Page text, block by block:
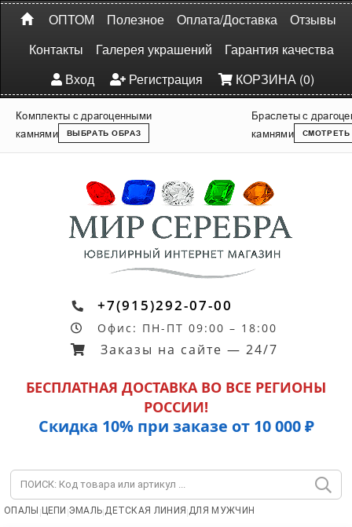
ОПТОМ Полезное Оплата/Доставка
Отзывы
Контакты
Галерея украшений
Гарантия качества
Вход
Регистрация КОРЗИНА (0)
Комплекты с драгоценными
камнями
ВЫБРАТЬ ОБРАЗ
Браслеты с
камнями
СМОТРЕТЬ
+7(915)292-07-00
Офис: ПН-ПТ 09:00 – 18:00
Заказы на сайте — 24/7
БЕСПЛАТНАЯ ДОСТАВКА ВО ВСЕ РЕГИОНЫ
РОССИИ!
Скидка 10% при заказе от 10 000 ₽
ОПАЛЫ | ЦЕПИ |ЭМАЛЬ|ДЕТСКАЯ ЛИНИЯ |ДЛЯ МУЖЧИН